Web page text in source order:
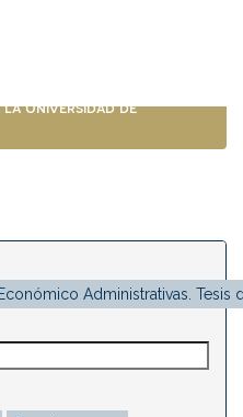
Universidad de